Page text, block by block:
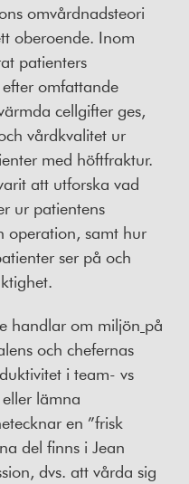
omvårdnadsteori
oberoende. Inom
patienters
omfattande
cellgifter ges,
vårdkvalitet ur
med höftfraktur.
att utforska vad
ur patientens
operation, samt hur
ser på och
handlar om miljön på
och chefernas
i team- vs
lämna
en ”frisk
del finns i Jean
dvs. att vårda sig